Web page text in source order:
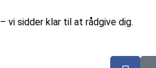
– vi sidder klar til at rådgive dig.